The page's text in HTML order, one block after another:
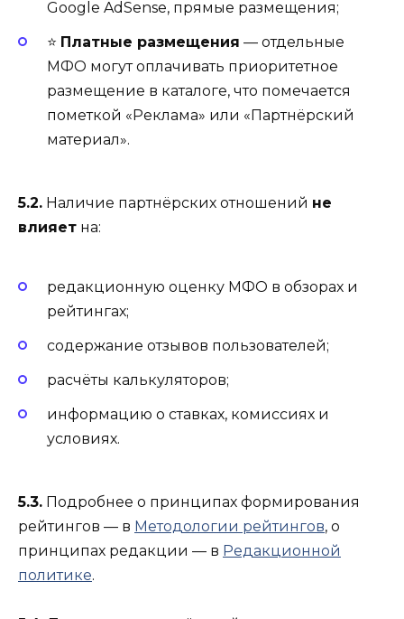
Google AdSense, прямые размещения;
⭐ Платные размещения — отдельные
МФО могут оплачивать приоритетное
размещение в каталоге, что помечается
пометкой «Реклама» или «Партнёрский
материал».
5.2. Наличие партнёрских отношений не
влияет на:
редакционную оценку МФО в обзорах и
рейтингах;
содержание отзывов пользователей;
расчёты калькуляторов;
информацию о ставках, комиссиях и
условиях.
5.3. Подробнее о принципах формирования
рейтингов — в Методологии рейтингов, о
принципах редакции — в Редакционной
политике.